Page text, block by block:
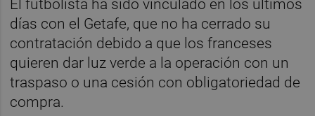
El futbolista ha sido vinculado en los últimos
días con el Getafe, que no ha cerrado su
contratación debido a que los franceses
quieren dar luz verde a la operación con un
traspaso o una cesión con obligatoriedad de
compra.